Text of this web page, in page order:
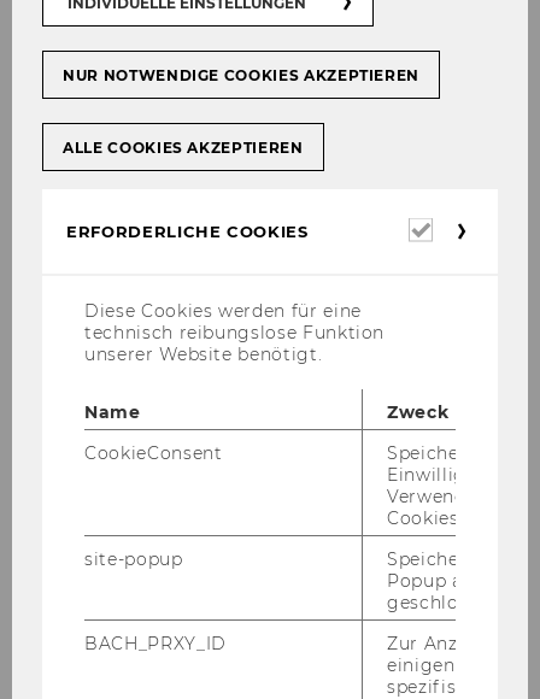
ZUR RAUM­VER­GA­BE
Foto- und Dreh­ge­neh­mi­gun­gen
Jeg­li­che Fo­to­auf­nah­men und Drehs im Frei­be­
Sie recht­zei­tig im Vor­aus mit viaFor­mu­lar
der Ab­tei­lung Mar­ke­ting & Kom­mu­ni­ka­ti­on
Kon­takt auf, um die not­wen­di­ge Ge­neh­mi­gung
Druck­fä­hi­ge Pres­se­fo­tos vom Cam­pus WU, die
unter An­ga­be des jewei­ligen Copy­rights gerne
für Ihr Me­di­um ver­wen­det wer­den dür­fen, fin­
den Sie in denPres­se­ma­te­ria­li­en.
NUR NOTWENDIGE COOKIES AKZEPTIEREN
ALLE COOKIES AKZEPTIEREN
ERFORDERLICHE COOKIES
Diese Cookies werden für eine
technisch reibungslose Funktion
unserer Website benötigt.
Name
Zweck
CookieConsent
Speichert Ihre
Einwilligung zur
Verwendung von
Cookies.
site-popup
Speichert ob ein
Popup
geschlossen
BACH_PRXY_ID
Zur Anzeige von
einigen WU-
spezifischen